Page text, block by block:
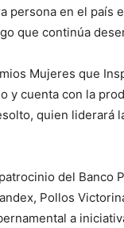
persona en el país
que continúa
Mujeres que
y cuenta con la
quien liderará
del Banco
Pollos
a